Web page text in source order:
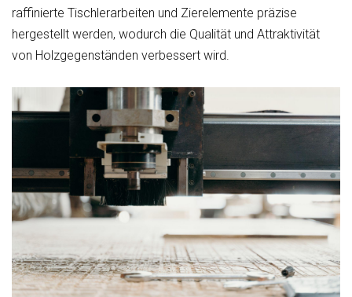
raffinierte Tischlerarbeiten und Zierelemente präzise
hergestellt werden, wodurch die Qualität und Attraktivität
von Holzgegenständen verbessert wird.